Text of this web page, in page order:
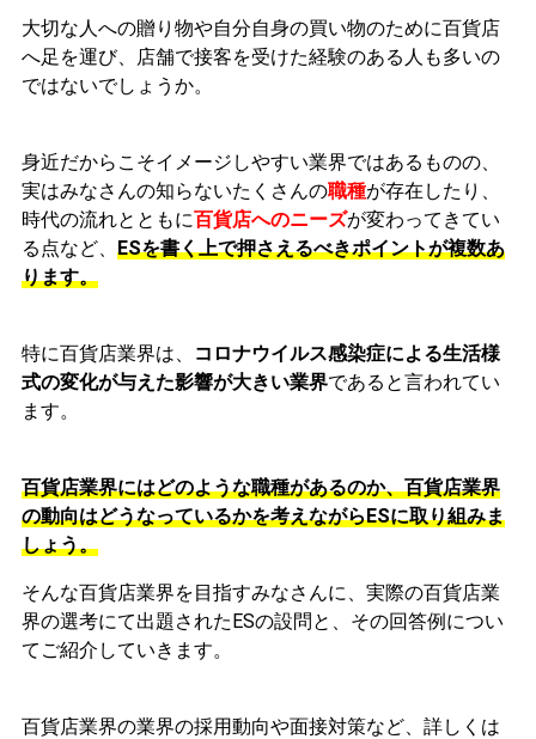
大切な人への贈り物や自分自身の買い物のために百貨店
へ足を運び、店舗で接客を受けた経験のある人も多いの
ではないでしょうか。
身近だからこそイメージしやすい業界ではあるものの、
実はみなさんの知らないたくさんの職種が存在したり、
時代の流れとともに百貨店へのニーズが変わってきてい
る点など、 ESを書く上で押さえるべきポイントが複数あ
ります。
特に百貨店業界は、
コロナウイルス感染症による生活様
式の変化が与えた影響が大きい業界であると言われてい
ます。
百貨店業界にはどのような職種があるのか、百貨店業界
の動向はどうなっているかを考えながらESに取り組みま
しょう。
そんな百貨店業界を目指すみなさんに、実際の百貨店業
界の選考にて出題されたESの設問と、その回答例につい
てご紹介していきます。
百貨店業界の業界の採用動向や面接対策など、詳しくは